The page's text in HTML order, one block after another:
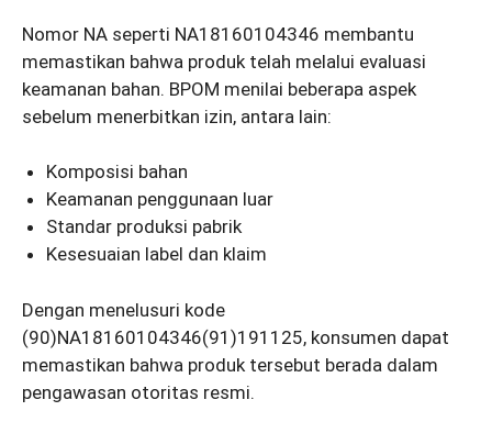
Nomor NA seperti NA18160104346 membantu
memastikan bahwa produk telah melalui evaluasi
keamanan bahan. BPOM menilai beberapa aspek
sebelum menerbitkan izin, antara lain:
Komposisi bahan
Keamanan penggunaan luar
Standar produksi pabrik
Kesesuaian label dan klaim
Dengan menelusuri kode
(90)NA18160104346(91)191125, konsumen dapat
memastikan bahwa produk tersebut berada dalam
pengawasan otoritas resmi.